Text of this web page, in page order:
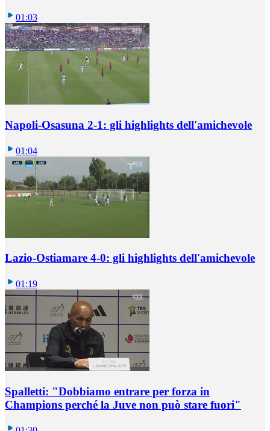
01:03
Napoli-Osasuna 2-1: gli highlights dell'amichevole
01:04
Lazio-Ostiamare 4-0: gli highlights dell'amichevole
01:19
Spalletti: "Dobbiamo entrare per forza in
Champions perché la Juve non può stare fuori"